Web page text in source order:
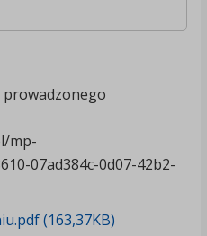
mp-
07ad384c-0d07-42b2-
(163,37KB)